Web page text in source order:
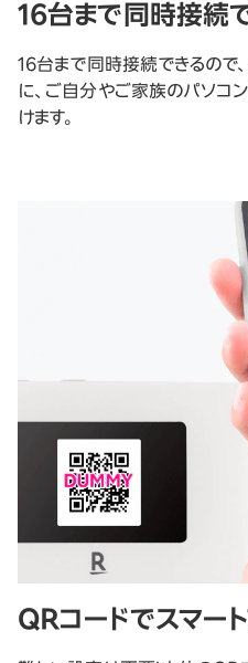
16台まで同時接続
16台まで同時接続できるので
に、ご自分やご家族のパソコ
けます。
QRコードでスマー